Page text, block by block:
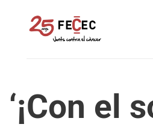
contenido
‘¡Con el